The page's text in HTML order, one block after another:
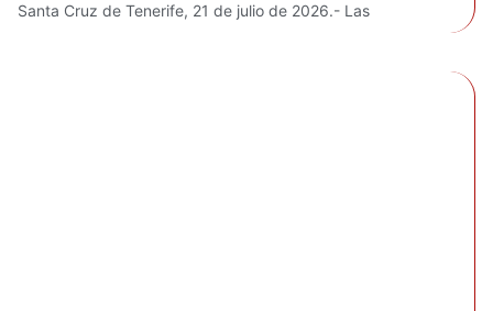
Santa Cruz de Tenerife, 21 de julio de 2026.- Las